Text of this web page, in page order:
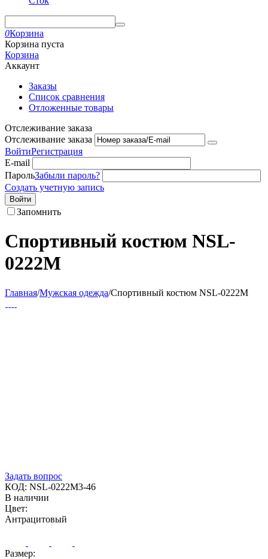
0Корзина
Корзина пуста
Корзина
Аккаунт
Заказы
Список сравнения
Отложенные товары
Отслеживание заказа
Отслеживание заказа
ВойтиРегистрация
E-mail
ПарольЗабыли пароль?
Создать учетную запись
Войти
Запомнить
Спортивный костюм NSL-
0222M
Главная/Мужская одежда/Спортивный костюм NSL-0222M
Задать вопрос
КОД: NSL-0222M3-46
В наличии
Цвет:
Антрацитовый
Размер: